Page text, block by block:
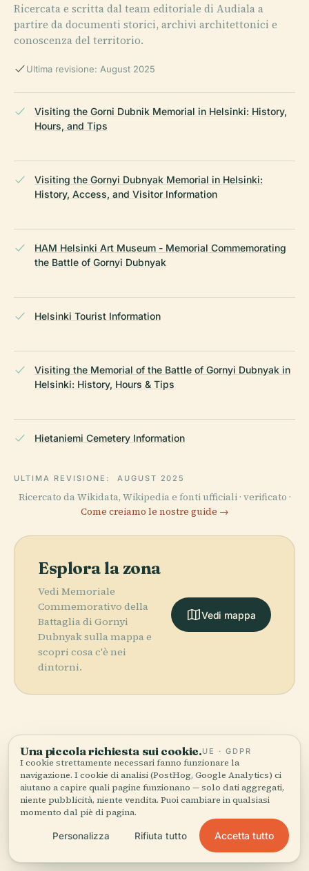
Ricercata e scritta dal team editoriale di Audiala a
partire da documenti storici, archivi architettonici e
conoscenza del territorio.
Ultima revisione: August 2025
Visiting the Gorni Dubnik Memorial in Helsinki: History,
Hours, and Tips
Visiting the Gornyi Dubnyak Memorial in Helsinki:
History, Access, and Visitor Information
HAM Helsinki Art Museum - Memorial Commemorating
the Battle of Gornyi Dubnyak
Helsinki Tourist Information
Visiting the Memorial of the Battle of Gornyi Dubnyak in
Helsinki: History, Hours & Tips
Hietaniemi Cemetery Information
ULTIMA REVISIONE: AUGUST 2025
Ricercato da Wikidata, Wikipedia e fonti ufficiali · verificato ·
Come creiamo le nostre guide →
Esplora la zona
Vedi Memoriale
Commemorativo della
Battaglia di Gornyi
Dubnyak sulla mappa e
scopri cosa c'è nei
dintorni.
Vedi mappa
More inHelsinki.
459 luoghi da scoprire — alcuni da abbinare.
PLACE
Central Park
PLACE
Cimitero di
Hietaniemi
PLACE
Opera
Nazionale
PLACE
Piazza del
Senato
Una piccola richiesta sui cookie.UE · GDPR
I cookie strettamente necessari fanno funzionare la
navigazione. I cookie di analisi (PostHog, Google Analytics) ci
aiutano a capire quali pagine funzionano — solo dati aggregati,
niente pubblicità, niente vendita. Puoi cambiare in qualsiasi
momento dal piè di pagina.
Personalizza Rifiuta tutto Accetta tutto